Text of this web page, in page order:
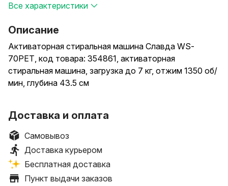
Все характеристики
Описание
Активаторная стиральная машина Славда WS-
70PET, код товара: 354861, активаторная
стиральная машина, загрузка до 7 кг, отжим 1350 об/
мин, глубина 43.5 см
Способы оплаты (при получении): наличными,
банковской картой.
Условия самовывоза: стоимость – бесплатно.
Пункты выдачи заказов:
1. Минск, пр. Независимости, 185, оф. 36
Доставка и оплата
Самовывоз
Доставка курьером
Бесплатная доставка
Пункт выдачи заказов